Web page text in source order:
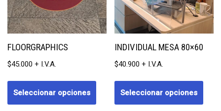
FLOORGRAPHICS
$45.000
Seleccionar opciones
INDIVIDUAL MESA 80×60
$40.900
Seleccionar opciones